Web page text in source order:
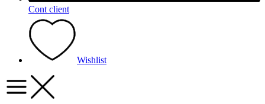
Cont client
Wishlist